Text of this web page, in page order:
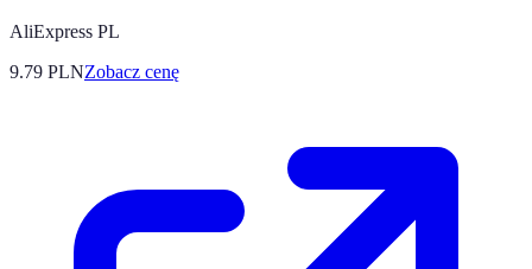
AliExpress PL
9.79 PLNZobacz cenę